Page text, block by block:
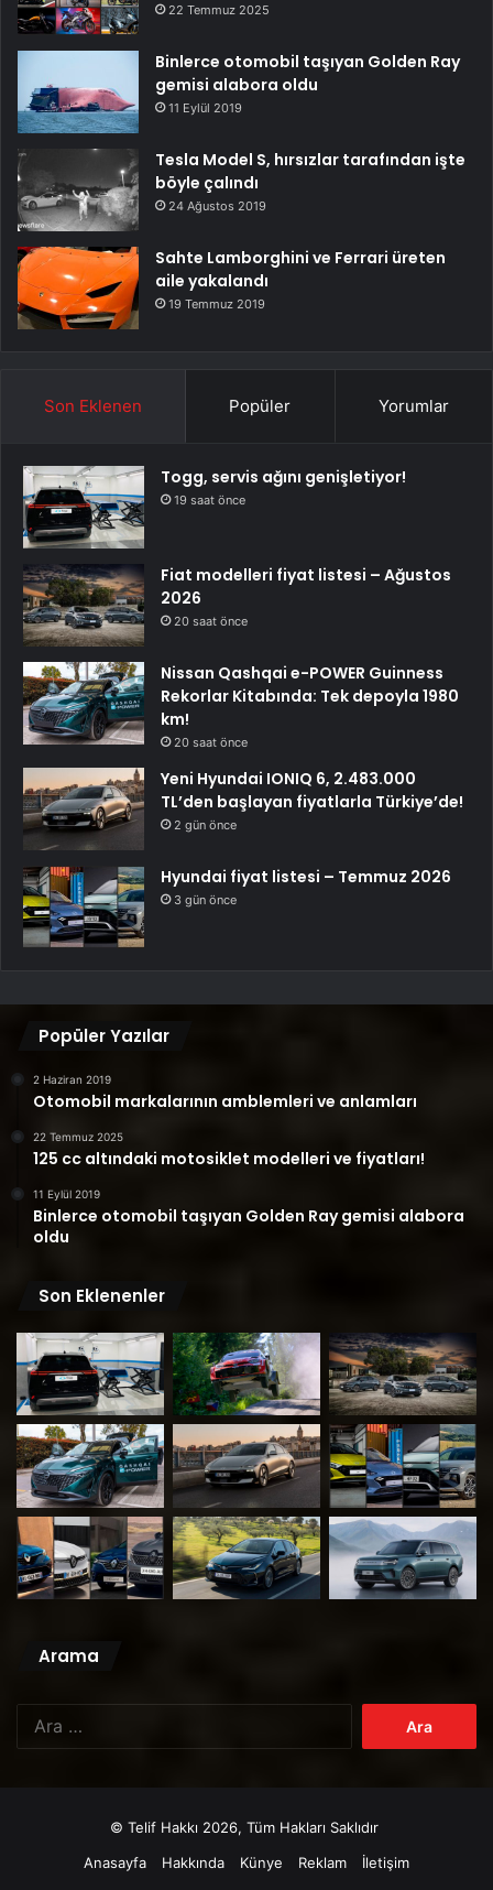
22 Temmuz 2025
Binlerce otomobil taşıyan Golden Ray
gemisi alabora oldu
11 Eylül 2019
Tesla Model S, hırsızlar tarafından işte
böyle çalındı
24 Ağustos 2019
Sahte Lamborghini ve Ferrari üreten
aile yakalandı
19 Temmuz 2019
Son Eklenen Popüler Yorumlar
Togg, servis ağını genişletiyor!
19 saat önce
Fiat modelleri fiyat listesi – Ağustos
2026
20 saat önce
Nissan Qashqai e-POWER Guinness
Rekorlar Kitabında: Tek depoyla 1980
km!
20 saat önce
Yeni Hyundai IONIQ 6, 2.483.000
TL’den başlayan fiyatlarla Türkiye’de!
2 gün önce
Hyundai fiyat listesi – Temmuz 2026
3 gün önce
Popüler Yazılar
2 Haziran 2019
Otomobil markalarının amblemleri ve anlamları
22 Temmuz 2025
125 cc altındaki motosiklet modelleri ve fiyatları!
11 Eylül 2019
Binlerce otomobil taşıyan Golden Ray gemisi alabora
oldu
Son Eklenenler
Arama
© Telif Hakkı 2026, Tüm Hakları Saklıdır
Anasayfa
Hakkında Künye Reklam İletişim